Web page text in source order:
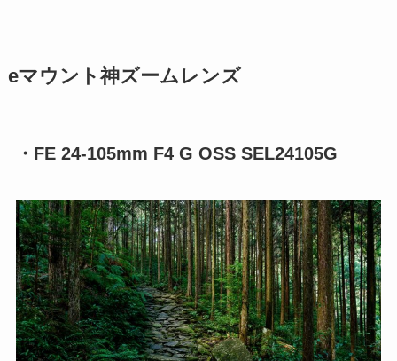
eマウント神ズームレンズ
・FE 24-105mm F4 G OSS SEL24105G